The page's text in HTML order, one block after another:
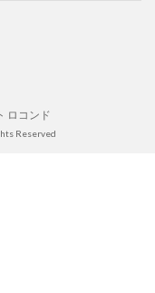
ロコンド
Reserved